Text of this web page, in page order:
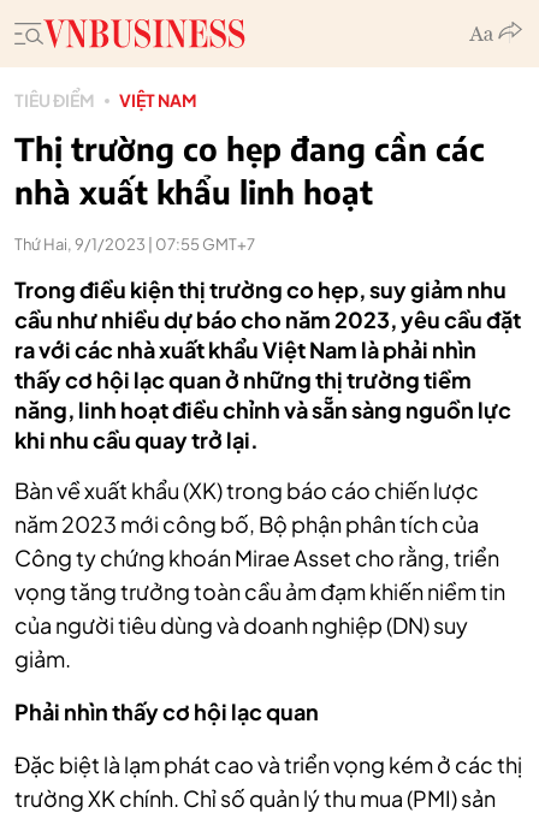
TIÊU ĐIỂM VIỆT NAM
Thị trường co hẹp đang cần các
nhà xuất khẩu linh hoạt
Thứ Hai, 9/1/2023 | 07:55 GMT+7
Trong điều kiện thị trường co hẹp, suy giảm nhu
cầu như nhiều dự báo cho năm 2023, yêu cầu đặt
ra với các nhà xuất khẩu Việt Nam là phải nhìn
thấy cơ hội lạc quan ở những thị trường tiềm
năng, linh hoạt điều chỉnh và sẵn sàng nguồn lực
khi nhu cầu quay trở lại.
Bàn về xuất khẩu (XK) trong báo cáo chiến lược
năm 2023 mới công bố, Bộ phận phân tích của
Công ty chứng khoán Mirae Asset cho rằng, triển
vọng tăng trưởng toàn cầu ảm đạm khiến niềm tin
của người tiêu dùng và doanh nghiệp (DN) suy
giảm.
Phải nhìn thấy cơ hội lạc quan
Đặc biệt là lạm phát cao và triển vọng kém ở các thị
trường XK chính. Chỉ số quản lý thu mua (PMI) sản